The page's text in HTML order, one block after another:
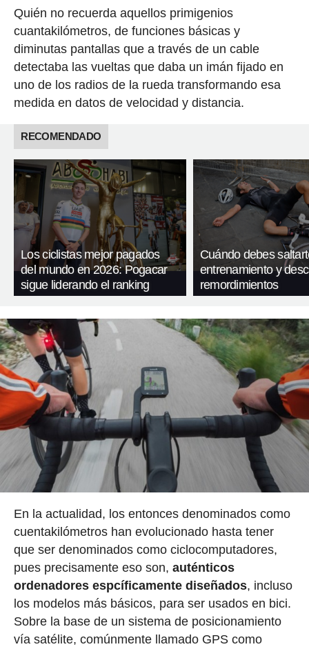
Quién no recuerda aquellos primigenios
cuantakilómetros, de funciones básicas y
diminutas pantallas que a través de un cable
detectaba las vueltas que daba un imán fijado en
uno de los radios de la rueda transformando esa
medida en datos de velocidad y distancia.
RECOMENDADO
Los ciclistas mejor pagados
del mundo en 2026: Pogacar
sigue liderando el ranking
Cuándo debes
entrenamiento y
remordimientos
En la actualidad, los entonces denominados como
cuentakilómetros han evolucionado hasta tener
que ser denominados como ciclocomputadores,
pues precisamente eso son, auténticos
ordenadores espcíficamente diseñados, incluso
los modelos más básicos, para ser usados en bici.
Sobre la base de un sistema de posicionamiento
vía satélite, comúnmente llamado GPS como